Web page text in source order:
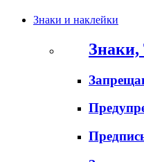
Знаки и наклейки
Знаки,